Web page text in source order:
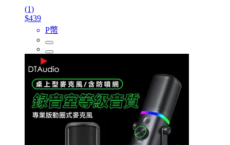
(1)
$439
P幣